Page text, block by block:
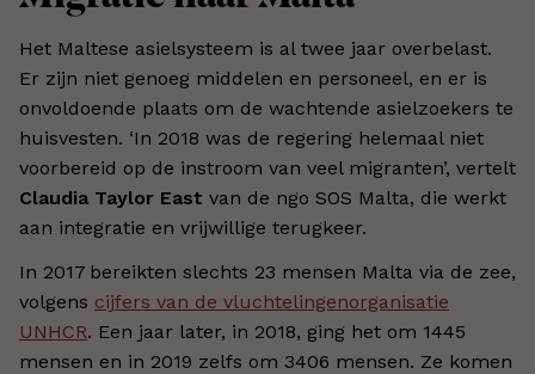
Het Maltese asielsysteem is al twee jaar overbelast.
Er zijn niet genoeg middelen en personeel, en er is
onvoldoende plaats om de wachtende asielzoekers te
huisvesten. ‘In 2018 was de regering helemaal niet
voorbereid op de instroom van veel migranten’, vertelt
Claudia Taylor East van de ngo SOS Malta, die werkt
aan integratie en vrijwillige terugkeer.
In 2017 bereikten slechts 23 mensen Malta via de zee,
volgens cijfers van de vluchtelingenorganisatie
UNHCR. Een jaar later, in 2018, ging het om 1445
mensen en in 2019 zelfs om 3406 mensen. Ze komen